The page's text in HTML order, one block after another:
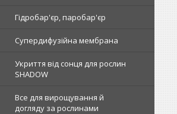
Гідробар'єр, паробар'єр
Супердифузійна мембрана
Укриття від сонця для рослин
SHADOW
Все для вирощування й
догляду за рослинами